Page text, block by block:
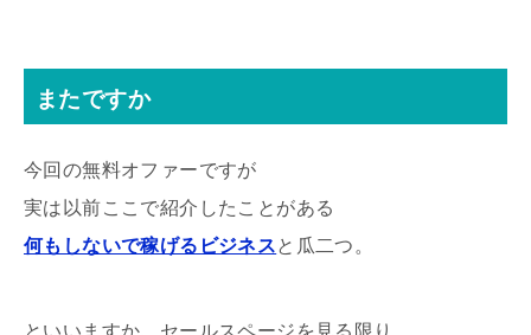
またですか
今回の無料オファーですが
実は以前ここで紹介したことがある
何もしないで稼げるビジネスと瓜二つ。
といいますか、セールスページを見る限り